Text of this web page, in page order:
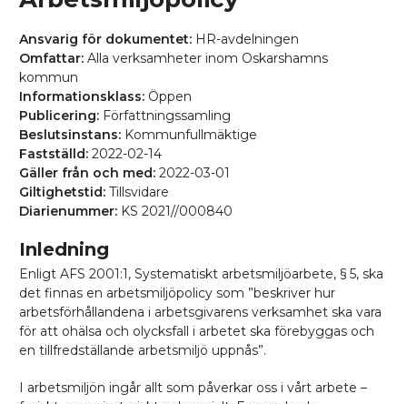
Ansvarig för dokumentet: HR-avdelningen
Omfattar: Alla verksamheter inom Oskarshamns
kommun
Informationsklass: Öppen
Publicering: Författningssamling
Beslutsinstans: Kommunfullmäktige
Fastställd: 2022-02-14
Gäller från och med: 2022-03-01
Giltighetstid: Tillsvidare
Diarienummer: KS 2021//000840
Inledning
Enligt AFS 2001:1, Systematiskt arbetsmiljöarbete, § 5, ska
det finnas en arbetsmiljöpolicy som ”beskriver hur
arbetsförhållandena i arbetsgivarens verksamhet ska vara
för att ohälsa och olycksfall i arbetet ska förebyggas och
en tillfredställande arbetsmiljö uppnås”.
I arbetsmiljön ingår allt som påverkar oss i vårt arbete –